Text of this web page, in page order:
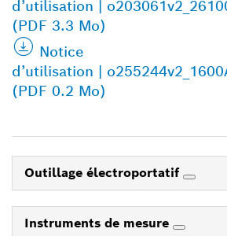
d’utilisation |
(PDF 3.3 Mo)
Notice
d’utilisation |
(PDF 0.2 Mo)
Outillage électroportatif
Instruments de mesure